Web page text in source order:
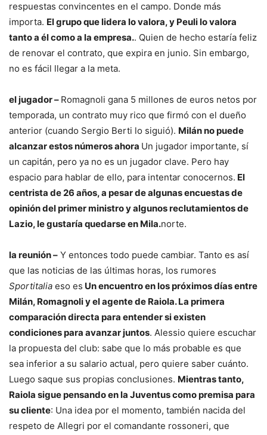
respuestas convincentes en el campo. Donde más
importa. El grupo que lidera lo valora, y Peuli lo valora
tanto a él como a la empresa.. Quien de hecho estaría feliz
de renovar el contrato, que expira en junio. Sin embargo,
no es fácil llegar a la meta.
el jugador – Romagnoli gana 5 millones de euros netos por
temporada, un contrato muy rico que firmó con el dueño
anterior (cuando Sergio Berti lo siguió). Milán no puede
alcanzar estos números ahora Un jugador importante, sí
un capitán, pero ya no es un jugador clave. Pero hay
espacio para hablar de ello, para intentar conocernos. El
centrista de 26 años, a pesar de algunas encuestas de
opinión del primer ministro y algunos reclutamientos de
Lazio, le gustaría quedarse en Mila.norte.
la reunión – Y entonces todo puede cambiar. Tanto es así
que las noticias de las últimas horas, los rumores
Sportitalia eso es Un encuentro en los próximos días entre
Milán, Romagnoli y el agente de Raiola. La primera
comparación directa para entender si existen
condiciones para avanzar juntos. Alessio quiere escuchar
la propuesta del club: sabe que lo más probable es que
sea inferior a su salario actual, pero quiere saber cuánto.
Luego saque sus propias conclusiones. Mientras tanto,
Raiola sigue pensando en la Juventus como premisa para
su cliente: Una idea por el momento, también nacida del
respeto de Allegri por el comandante rossoneri, que